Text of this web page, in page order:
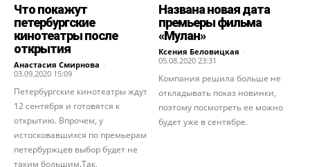
Что покажут
петербургские
кинотеатры после
открытия
Анастасия Смирнова -
03.09.2020 15:09
Петербургские кинотеатры ждут
12 сентября и готовятся к
открытию. Впрочем, у
истосковавшихся по премьерам
петербуржцев выбор будет не
таким большим.Так,
Названа новая дата
премьеры фильма
«Мулан»
Ксения Беловицкая -
05.08.2020 23:31
Компания решила больше не
откладывать показ новинки,
поэтому посмотреть ее можно
будет уже в сентябре.